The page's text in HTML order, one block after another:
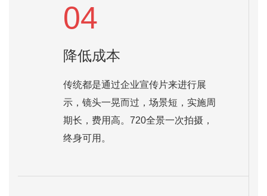
04
降低成本
传统都是通过企业宣传片来进行展
示，镜头一晃而过，场景短，实施周
期长，费用高。720全景一次拍摄，
终身可用。